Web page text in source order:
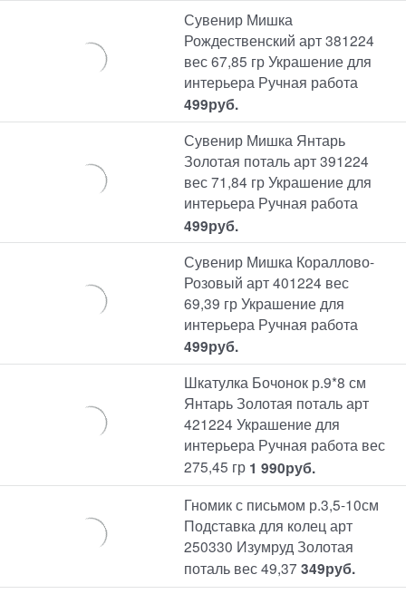
Сувенир Мишка
Рождественский арт 381224
вес 67,85 гр Украшение для
интерьера Ручная работа
499руб.
Сувенир Мишка Янтарь
Золотая поталь арт 391224
вес 71,84 гр Украшение для
интерьера Ручная работа
499руб.
Сувенир Мишка Кораллово-
Розовый арт 401224 вес
69,39 гр Украшение для
интерьера Ручная работа
499руб.
Шкатулка Бочонок р.9*8 см
Янтарь Золотая поталь арт
421224 Украшение для
интерьера Ручная работа вес
275,45 гр 1 990руб.
Гномик с письмом р.3,5-10см
Подставка для колец арт
250330 Изумруд Золотая
поталь вес 49,37 349руб.